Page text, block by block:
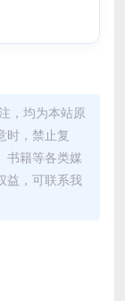
，均为本站原
时，禁止复
书籍等各类媒
益，可联系我